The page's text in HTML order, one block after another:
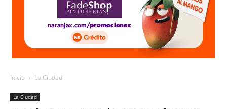
Inicio La Ciudad
La Ciudad